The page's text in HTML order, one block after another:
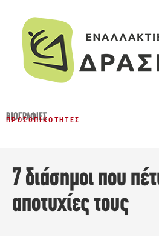
ΒΙΟΓΡΑΦΊΕΣ
ΠΡΟΣΩΠΙΚΌΤΗΤΕΣ
7 διάσημοι που
αποτυχίες τους